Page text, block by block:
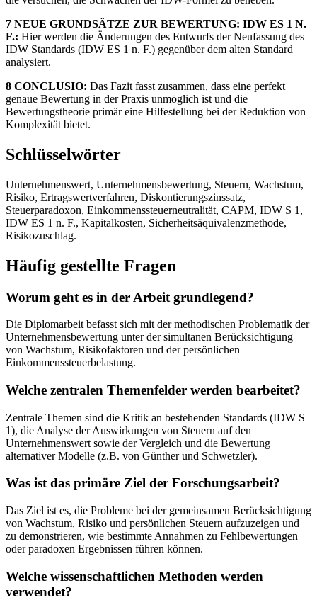
7 NEUE GRUNDSÄTZE ZUR BEWERTUNG: IDW ES 1 N.
F.: Hier werden die Änderungen des Entwurfs der Neufassung des
IDW Standards (IDW ES 1 n. F.) gegenüber dem alten Standard
analysiert.
8 CONCLUSIO: Das Fazit fasst zusammen, dass eine perfekt
genaue Bewertung in der Praxis unmöglich ist und die
Bewertungstheorie primär eine Hilfestellung bei der Reduktion von
Komplexität bietet.
Schlüsselwörter
Unternehmenswert, Unternehmensbewertung, Steuern, Wachstum,
Risiko, Ertragswertverfahren, Diskontierungszinssatz,
Steuerparadoxon, Einkommenssteuerneutralität, CAPM, IDW S 1,
IDW ES 1 n. F., Kapitalkosten, Sicherheitsäquivalenzmethode,
Risikozuschlag.
Häufig gestellte Fragen
Worum geht es in der Arbeit grundlegend?
Die Diplomarbeit befasst sich mit der methodischen Problematik der
Unternehmensbewertung unter der simultanen Berücksichtigung
von Wachstum, Risikofaktoren und der persönlichen
Einkommenssteuerbelastung.
Welche zentralen Themenfelder werden bearbeitet?
Zentrale Themen sind die Kritik an bestehenden Standards (IDW S
1), die Analyse der Auswirkungen von Steuern auf den
Unternehmenswert sowie der Vergleich und die Bewertung
alternativer Modelle (z.B. von Günther und Schwetzler).
Was ist das primäre Ziel der Forschungsarbeit?
Das Ziel ist es, die Probleme bei der gemeinsamen Berücksichtigung
von Wachstum, Risiko und persönlichen Steuern aufzuzeigen und
zu demonstrieren, wie bestimmte Annahmen zu Fehlbewertungen
oder paradoxen Ergebnissen führen können.
Welche wissenschaftlichen Methoden werden
verwendet?